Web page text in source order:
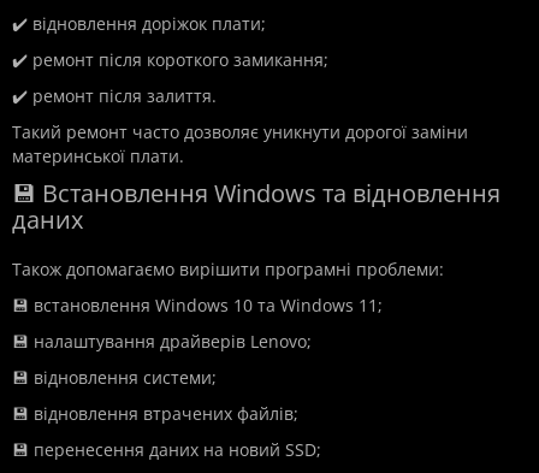
✔️ відновлення доріжок плати;
✔️ ремонт після короткого замикання;
✔️ ремонт після залиття.
Такий ремонт часто дозволяє уникнути дорогої заміни
материнської плати.
💾 Встановлення Windows та відновлення
даних
Також допомагаємо вирішити програмні проблеми:
💾 встановлення Windows 10 та Windows 11;
💾 налаштування драйверів Lenovo;
💾 відновлення системи;
💾 відновлення втрачених файлів;
💾 перенесення даних на новий SSD;